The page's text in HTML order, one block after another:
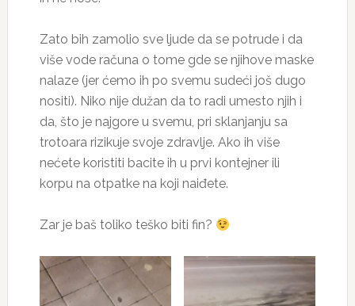
Zato bih zamolio sve ljude da se potrude i da
više vode računa o tome gde se njihove maske
nalaze (jer ćemo ih po svemu sudeći još dugo
nositi). Niko nije dužan da to radi umesto njih i
da, što je najgore u svemu, pri sklanjanju sa
trotoara rizikuje svoje zdravlje. Ako ih više
nećete koristiti bacite ih u prvi kontejner ili
korpu na otpatke na koji naiđete.
Zar je baš toliko teško biti fin?